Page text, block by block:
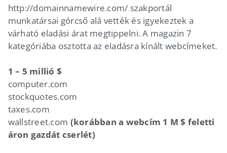
http://domainnamewire.com/ szakportál
munkatársai górcső alá vették és igyekeztek a
várható eladási árat megtippelni. A magazin 7
kategóriába osztotta az eladásra kínált webcímeket.
1 – 5 millió $
computer.com
stockquotes.com
taxes.com
wallstreet.com (korábban a webcím 1 M $ feletti
áron gazdát cserlét)